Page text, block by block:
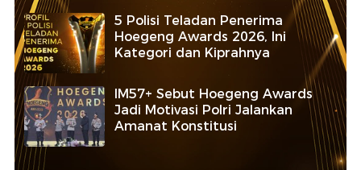
5 Polisi Teladan Penerima
Hoegeng Awards 2026, Ini
Kategori dan Kiprahnya
IM57+ Sebut Hoegeng Awards
Jadi Motivasi Polri Jalankan
Amanat Konstitusi